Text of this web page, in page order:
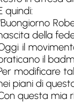
quindi:
della
il
il
modificare
piani di
questa mia